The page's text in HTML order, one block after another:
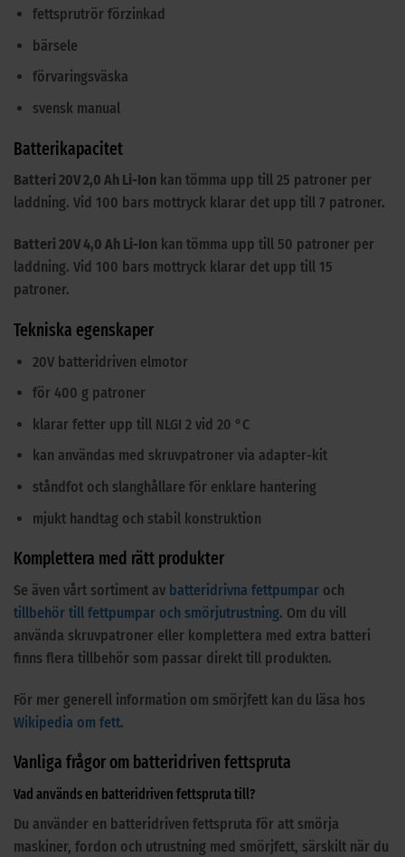
fettsprutrör förzinkad
bärsele
förvaringsväska
svensk manual
Batterikapacitet
Batteri 20V 2,0 Ah Li-Ion kan tömma upp till 25 patroner per
laddning. Vid 100 bars mottryck klarar det upp till 7 patroner.
Batteri 20V 4,0 Ah Li-Ion kan tömma upp till 50 patroner per
laddning. Vid 100 bars mottryck klarar det upp till 15
patroner.
Tekniska egenskaper
20V batteridriven elmotor
för 400 g patroner
klarar fetter upp till NLGI 2 vid 20 °C
kan användas med skruvpatroner via adapter-kit
ståndfot och slanghållare för enklare hantering
mjukt handtag och stabil konstruktion
Komplettera med rätt produkter
Se även vårt sortiment av batteridrivna fettpumpar och
tillbehör till fettpumpar och smörjutrustning. Om du vill
använda skruvpatroner eller komplettera med extra batteri
finns flera tillbehör som passar direkt till produkten.
För mer generell information om smörjfett kan du läsa hos
Wikipedia om fett.
Vanliga frågor om batteridriven fettspruta
Vad används en batteridriven fettspruta till?
Du använder en batteridriven fettspruta för att smörja
maskiner, fordon och utrustning med smörjfett, särskilt när du